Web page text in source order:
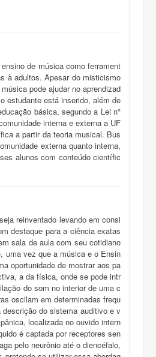
de música como ferrament
à adultos. Apesar do misticismo
pode ajudar no aprendizad
estudante está inserido, além de
básica, segundo a Lei n°
interna e externa a UF
a partir da teoria musical. Bus
externa quanto interna,
alunos com conteúdo científic
reinventado levando em consi
destaque para a ciência exatas
sala de aula com seu cotidiano
uma vez que a música e o Ensin
oportunidade de mostrar aos pa
a da física, onde se pode intr
do som no interior de uma c
oscilam em determinadas frequ
do sistema auditivo e v
localizada no ouvido intern
é captada por receptores sen
pelo neurônio até o diencéfalo,